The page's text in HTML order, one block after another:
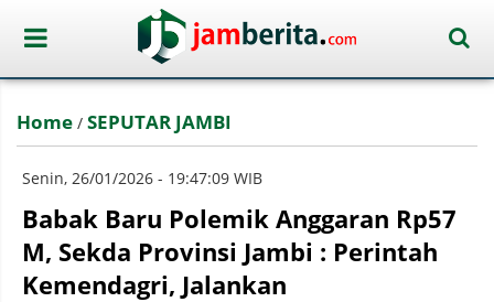
Home / SEPUTAR JAMBI
Senin, 26/01/2026 - 19:47:09 WIB
Babak Baru Polemik Anggaran Rp57
M, Sekda Provinsi Jambi : Perintah
Kemendagri, Jalankan